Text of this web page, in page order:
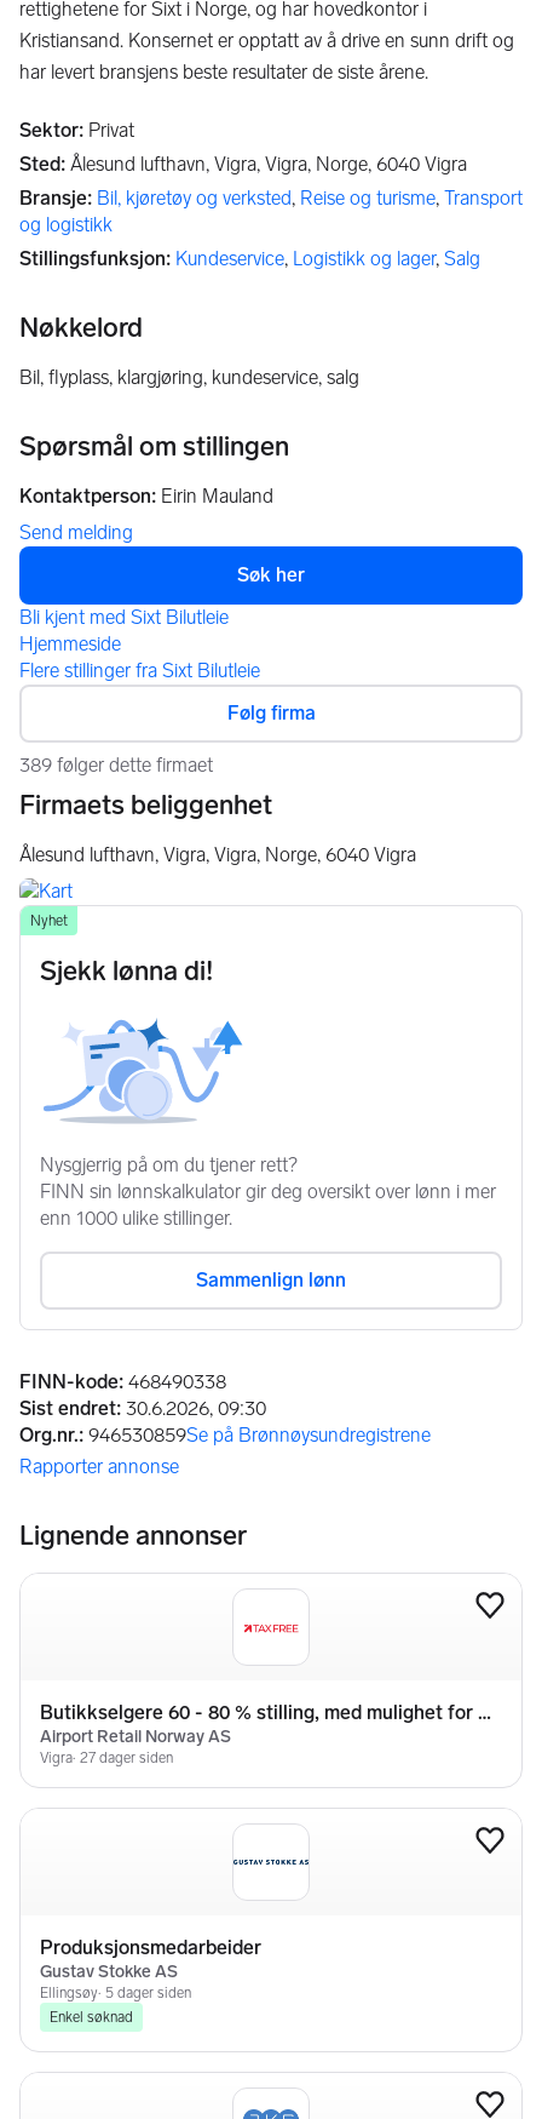
rettighetene for Sixt i Norge, og har hovedkontor i
Kristiansand. Konsernet er opptatt av å drive en sunn drift og
har levert bransjens beste resultater de siste årene.
Sektor: Privat
Sted: Ålesund lufthavn, Vigra, Vigra, Norge, 6040 Vigra
Bransje: Bil, kjøretøy og verksted, Reise og turisme, Transport
og logistikk
Stillingsfunksjon: Kundeservice, Logistikk og lager, Salg
Nøkkelord
bil, flyplass, klargjøring, kundeservice, salg
Spørsmål om stillingen
Kontaktperson: Eirin Mauland
Send melding
Bli kjent med Sixt Bilutleie
Hjemmeside
Flere stillinger fra Sixt Bilutleie
Følg firma
389 følger dette firmaet
Firmaets beliggenhet
Ålesund lufthavn, Vigra, Vigra, Norge, 6040 Vigra
Annonseinformasjon
FINN-kode: 468490338
Sist endret: 30.6.2026, 09:30
Org.nr.: 946530859Se på Brønnøysundregistrene
(åpnes i ny fane)
Rapporter annonse